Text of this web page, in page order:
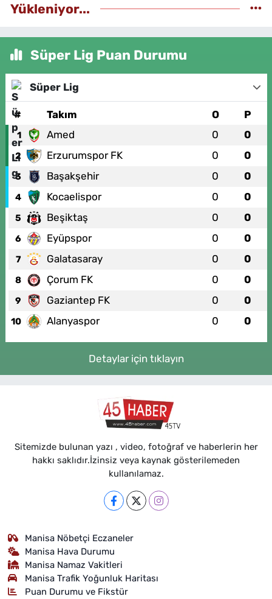
Yükleniyor...
Süper Lig Puan Durumu
Süper Lig
# Takım O P
1 Amed 0 0
2 Erzurumspor FK 0 0
3 Başakşehir 0 0
4 Kocaelispor 0 0
5 Beşiktaş 0 0
6 Eyüpspor 0 0
7 Galatasaray 0 0
8 Çorum FK 0 0
9 Gaziantep FK 0 0
10 Alanyaspor 0 0
Detaylar için tıklayın
Sitemizde bulunan yazı , video, fotoğraf ve haberlerin her
hakkı saklıdır.İzinsiz veya kaynak gösterilemeden
kullanılamaz.
Manisa Nöbetçi Eczaneler
Manisa Hava Durumu
Manisa Namaz Vakitleri
Manisa Trafik Yoğunluk Haritası
Puan Durumu ve Fikstür